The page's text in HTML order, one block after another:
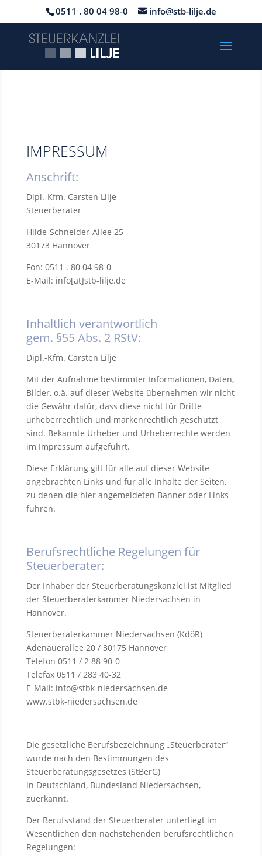
0511 . 80 04 98-0 info@stb-lilje.de
IMPRESSUM
Anschrift:
Dipl.-Kfm. Carsten Lilje
Steuerberater
Hilde-Schneider-Allee 25
30173 Hannover
Fon: 0511 . 80 04 98-0
E-Mail: info[at]stb-lilje.de
Inhaltlich verantwortlich
gem. §55 Abs. 2 RStV:
Dipl.-Kfm. Carsten Lilje
Mit der Aufnahme bestimmter Informationen, Daten,
Bilder, o.ä. auf dieser Website übernehmen wir nicht
die Gewähr dafür, dass diese nicht für Dritte
urheberrechtlich und markenrechtlich geschützt
sind. Bekannte Urheber und Urheberrechte werden
im Impressum aufgeführt.
Diese Erklärung gilt für alle auf dieser Website
angebrachten Links und für alle Inhalte der Seiten,
zu denen die hier angemeldeten Banner oder Links
führen.
Berufsrechtliche Regelungen für
Steuerberater:
Der Inhaber der Steuerberatungskanzlei ist Mitglied
der Steuerberaterkammer Niedersachsen in
Hannover.
Steuerberaterkammer Niedersachsen (KdöR)
Adenauerallee 20 / 30175 Hannover
Telefon 0511 / 2 88 90-0
Telefax 0511 / 283 40-32
E-Mail: info@stbk-niedersachsen.de
www.stbk-niedersachsen.de
Die gesetzliche Berufsbezeichnung „Steuerberater“
wurde nach den Bestimmungen des
Steuerberatungsgesetzes (StBerG)
in Deutschland, Bundesland Niedersachsen,
zuerkannt.
Der Berufsstand der Steuerberater unterliegt im
Wesentlichen den nachstehenden berufsrechtlichen
Regelungen: